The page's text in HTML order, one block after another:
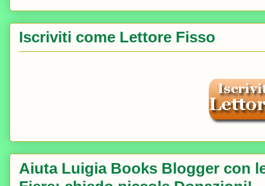
Iscriviti come Lettore Fisso
Aiuta Luigia Books Blogger con